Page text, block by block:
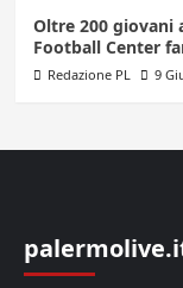
Oltre 200 giovani
Football Center
Redazione PL 9